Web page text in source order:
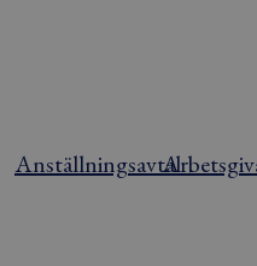
Anställningsavtal